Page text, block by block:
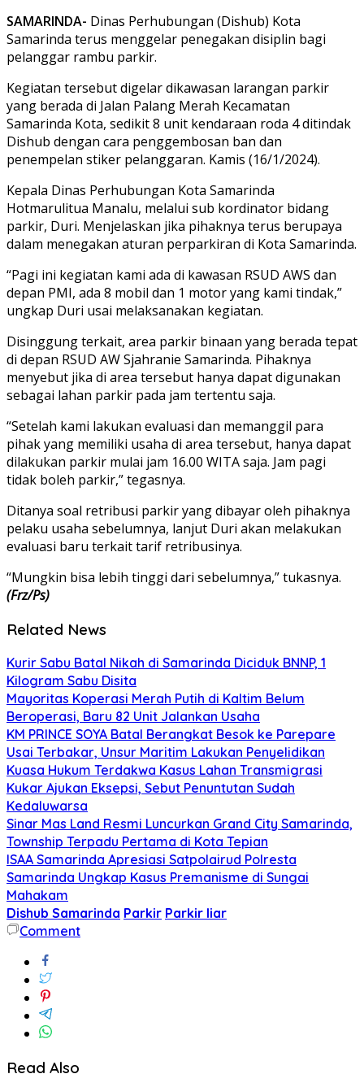
SAMARINDA- Dinas Perhubungan (Dishub) Kota
Samarinda terus menggelar penegakan disiplin bagi
pelanggar rambu parkir.
Kegiatan tersebut digelar dikawasan larangan parkir
yang berada di Jalan Palang Merah Kecamatan
Samarinda Kota, sedikit 8 unit kendaraan roda 4 ditindak
Dishub dengan cara penggembosan ban dan
penempelan stiker pelanggaran. Kamis (16/1/2024).
Kepala Dinas Perhubungan Kota Samarinda
Hotmarulitua Manalu, melalui sub kordinator bidang
parkir, Duri. Menjelaskan jika pihaknya terus berupaya
dalam menegakan aturan perparkiran di Kota Samarinda.
“Pagi ini kegiatan kami ada di kawasan RSUD AWS dan
depan PMI, ada 8 mobil dan 1 motor yang kami tindak,”
ungkap Duri usai melaksanakan kegiatan.
Disinggung terkait, area parkir binaan yang berada tepat
di depan RSUD AW Sjahranie Samarinda. Pihaknya
menyebut jika di area tersebut hanya dapat digunakan
sebagai lahan parkir pada jam tertentu saja.
“Setelah kami lakukan evaluasi dan memanggil para
pihak yang memiliki usaha di area tersebut, hanya dapat
dilakukan parkir mulai jam 16.00 WITA saja. Jam pagi
tidak boleh parkir,” tegasnya.
Ditanya soal retribusi parkir yang dibayar oleh pihaknya
pelaku usaha sebelumnya, lanjut Duri akan melakukan
evaluasi baru terkait tarif retribusinya.
“Mungkin bisa lebih tinggi dari sebelumnya,” tukasnya.
(Frz/Ps)
Related News
Kurir Sabu Batal Nikah di Samarinda Diciduk BNNP, 1
Kilogram Sabu Disita
Mayoritas Koperasi Merah Putih di Kaltim Belum
Beroperasi, Baru 82 Unit Jalankan Usaha
KM PRINCE SOYA Batal Berangkat Besok ke Parepare
Usai Terbakar, Unsur Maritim Lakukan Penyelidikan
Kuasa Hukum Terdakwa Kasus Lahan Transmigrasi
Kukar Ajukan Eksepsi, Sebut Penuntutan Sudah
Kedaluwarsa
Sinar Mas Land Resmi Luncurkan Grand City Samarinda,
Township Terpadu Pertama di Kota Tepian
ISAA Samarinda Apresiasi Satpolairud Polresta
Samarinda Ungkap Kasus Premanisme di Sungai
Mahakam
Dishub Samarinda Parkir Parkir liar
Comment
Read Also